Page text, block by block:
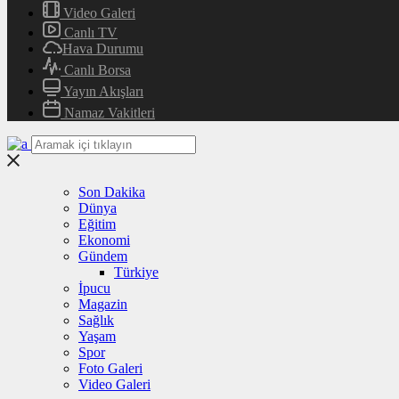
Video Galeri
Canlı TV
Hava Durumu
Canlı Borsa
Yayın Akışları
Namaz Vakitleri
Son Dakika
Dünya
Eğitim
Ekonomi
Gündem
Türkiye
İpucu
Magazin
Sağlık
Yaşam
Spor
Foto Galeri
Video Galeri